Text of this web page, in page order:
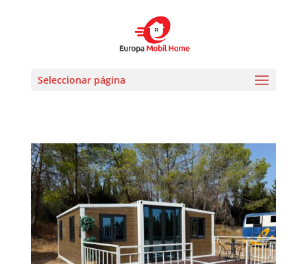
Seleccionar página